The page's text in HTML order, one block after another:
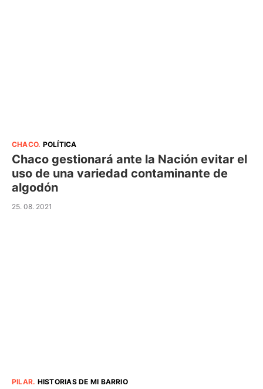
CHACO. POLÍTICA
Chaco gestionará ante la Nación evitar el
uso de una variedad contaminante de
algodón
25. 08. 2021
PILAR. HISTORIAS DE MI BARRIO